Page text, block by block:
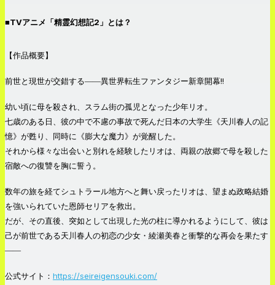
■TVアニメ「精霊幻想記2」とは？
【作品概要】
前世と現世が交錯する――異世界転生ファンタジー新章開幕!!
幼い頃に母を殺され、スラム街の孤児となった少年リオ。
七歳のある日、彼の中で不慮の事故で死んだ日本の大学生《天川春人の記
憶》が甦り、同時に《膨大な魔力》が覚醒した。
それから様々な出会いと別れを経験したリオは、両親の故郷で母を殺した
宿敵への復讐を胸に誓う。
数年の旅を経てシュトラール地方へと舞い戻ったリオは、望まぬ政略結婚
を強いられていた恩師セリアを救出。
だが、その直後、突如として出現した光の柱に導かれるようにして、彼は
己が前世である天川春人の初恋の少女・綾瀬美春と衝撃的な再会を果たす
――
公式サイト： https://seireigensouki.com/